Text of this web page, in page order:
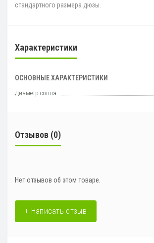
стандартного размера дюзы.
Характеристики
ОСНОВНЫЕ ХАРАКТЕРИСТИКИ
Диаметр сопла
Отзывов (0)
Нет отзывов об этом товаре.
+ Написать отзыв